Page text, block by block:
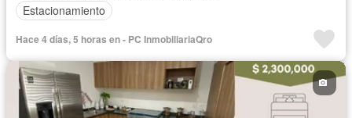
Estacionamiento
Hace 4 días, 5 horas en - PC InmobiliariaQro